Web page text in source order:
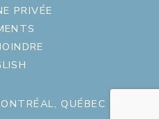
PRIVÉE
QUÉBEC